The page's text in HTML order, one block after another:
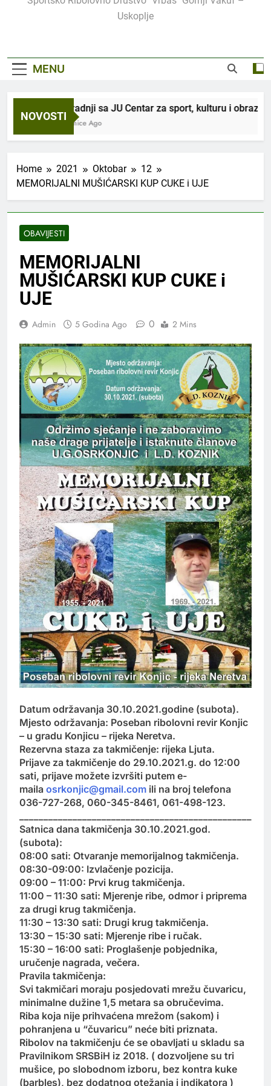
Uskoplje
MENU
NOVOSTI
U saradnji sa JU Centar za sport, kulturu i
3 Sedmice Ago
Home 2021 Oktobar
12
MEMORIJALNI MUŠIĆARSKI KUP CUKE i UJE
OBAVIJESTI
MEMORIJALNI
MUŠIĆARSKI KUP CUKE i
UJE
Admin 5 Godina Ago 0 2 Mins
Datum održavanja 30.10.2021.godine (subota).
Mjesto održavanja: Poseban ribolovni revir Konjic
– u gradu Konjicu – rijeka Neretva.
Rezervna staza za takmičenje: rijeka Ljuta.
Prijave za takmičenje do 29.10.2021.g. do 12:00
sati, prijave možete izvršiti putem e-
maila osrkonjic@gmail.com ili na broj telefona
036-727-268, 060-345-8461, 061-498-123.
Satnica dana takmičenja 30.10.2021.god.
(subota):
08:00 sati: Otvaranje memorijalnog takmičenja.
08:30-09:00: Izvlačenje pozicija.
09:00 – 11:00: Prvi krug takmičenja.
11:00 – 11:30 sati: Mjerenje ribe, odmor i priprema
za drugi krug takmičenja.
11:30 – 13:30 sati: Drugi krug takmičenja.
13:30 – 15:30 sati: Mjerenje ribe i ručak.
15:30 – 16:00 sati: Proglašenje pobjednika,
uručenje nagrada, večera.
Pravila takmičenja:
Svi takmičari moraju posjedovati mrežu čuvaricu,
minimalne dužine 1,5 metara sa obručevima.
Riba koja nije prihvaćena mrežom (sakom) i
pohranjena u “čuvaricu” neće biti priznata.
Ribolov na takmičenju će se obavljati u skladu sa
Pravilnikom SRSBiH iz 2018. ( dozvoljene su tri
mušice, po slobodnom izboru, bez kontra kuke
(barbles), bez dodatnog otežanja i indikatora )